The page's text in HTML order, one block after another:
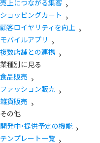
売上につながる集客
ショッピングカート
顧客ロイヤリティを向上
モバイルアプリ
複数店舗との連携
業種別に見る
食品販売
ファッション販売
雑貨販売
その他
開発中・提供予定の機能
テンプレート一覧